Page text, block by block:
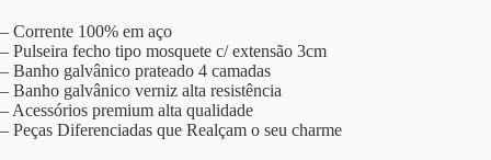
– Corrente 100% em aço
– Pulseira fecho tipo mosquete c/ extensão 3cm
– Banho galvânico prateado 4 camadas
– Banho galvânico verniz alta resistência
– Acessórios premium alta qualidade
– Peças Diferenciadas que Realçam o seu charme